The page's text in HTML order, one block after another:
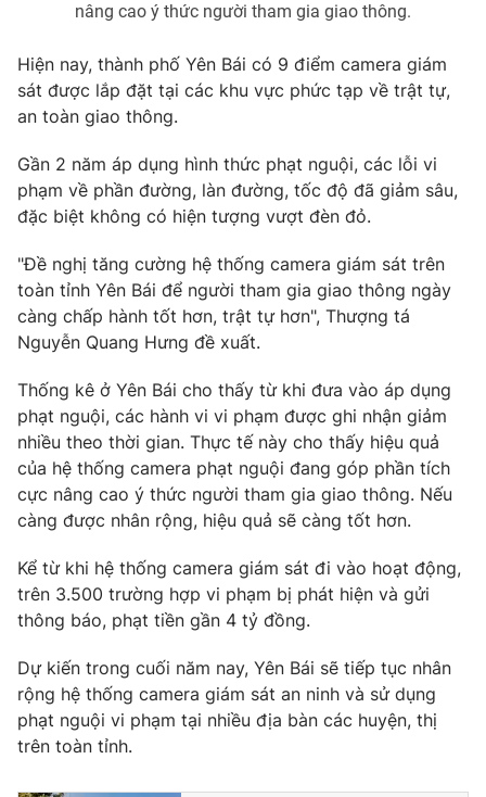
Thị trường 24h
VTV4 Vươn mình bằng AI
Liên hệ tòa soạn English
THỜI BÁO VTV
Theo dõi báo trên
Cơ quan chủ quản: Đài Truyền hình Việt Nam
Cơ quan báo chí:Thời báo VTV
cấp ngày 29/12/2023
Tổng Biên tập:Vũ Thanh Thủy
Phó Tổng Biên tập:Nguyễn Thị Mỹ Hạnh, Phạm Quốc Thắng,
Nguyễn Trọng Ninh
nâng cao ý thức người tham gia giao thông.
Hiện nay, thành phố Yên Bái có 9 điểm camera giám
sát được lắp đặt tại các khu vực phức tạp về trật tự,
an toàn giao thông.
Gần 2 năm áp dụng hình thức phạt nguội, các lỗi vi
phạm về phần đường, làn đường, tốc độ đã giảm sâu,
đặc biệt không có hiện tượng vượt đèn đỏ.
"Đề nghị tăng cường hệ thống camera giám sát trên
toàn tỉnh Yên Bái để người tham gia giao thông ngày
càng chấp hành tốt hơn, trật tự hơn", Thượng tá
Nguyễn Quang Hưng đề xuất.
Thống kê ở Yên Bái cho thấy từ khi đưa vào áp dụng
phạt nguội, các hành vi vi phạm được ghi nhận giảm
nhiều theo thời gian. Thực tế này cho thấy hiệu quả
của hệ thống camera phạt nguội đang góp phần tích
cực nâng cao ý thức người tham gia giao thông. Nếu
càng được nhân rộng, hiệu quả sẽ càng tốt hơn.
Kể từ khi hệ thống camera giám sát đi vào hoạt động,
trên 3.500 trường hợp vi phạm bị phát hiện và gửi
thông báo, phạt tiền gần 4 tỷ đồng.
Dự kiến trong cuối năm nay, Yên Bái sẽ tiếp tục nhân
rộng hệ thống camera giám sát an ninh và sử dụng
phạt nguội vi phạm tại nhiều địa bàn các huyện, thị
trên toàn tỉnh.